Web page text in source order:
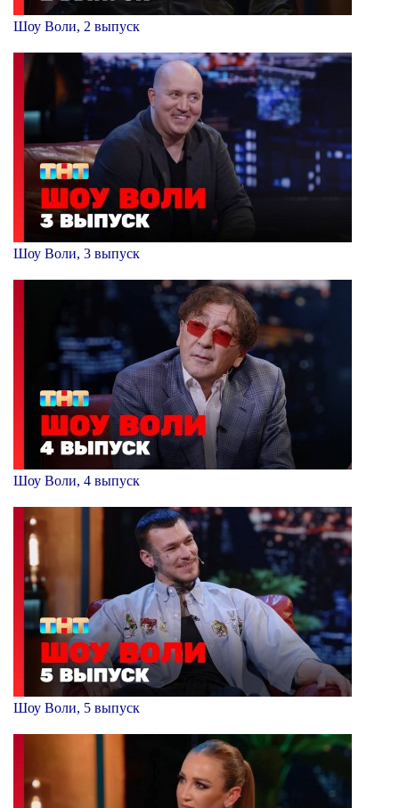
Шоу Воли, 2 выпуск
Шоу Воли, 3 выпуск
Шоу Воли, 4 выпуск
Шоу Воли, 5 выпуск